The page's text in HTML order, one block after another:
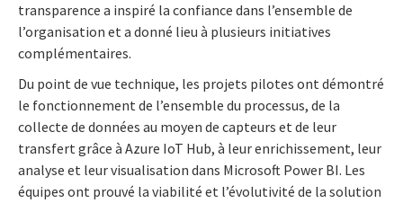
transparence a inspiré la confiance dans l’ensemble de
l’organisation et a donné lieu à plusieurs initiatives
complémentaires.
Du point de vue technique, les projets pilotes ont démontré
le fonctionnement de l’ensemble du processus, de la
collecte de données au moyen de capteurs et de leur
transfert grâce à Azure IoT Hub, à leur enrichissement, leur
analyse et leur visualisation dans Microsoft Power BI. Les
équipes ont prouvé la viabilité et l’évolutivité de la solution